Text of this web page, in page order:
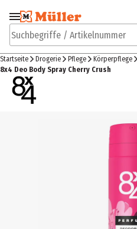
Zur Navigation
springen
Suchbegriffe / Artikelnummer
Startseite Drogerie Pflege Körperpflege
8x4 Deo Body Spray Cherry Crush